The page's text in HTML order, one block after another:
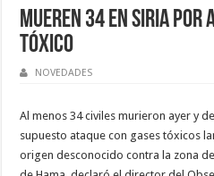
Mueren 34 en Siria por
tóxico
NOVEDADES
Al menos 34 civiles murieron ayer y
supuesto ataque con gases tóxicos
origen desconocido contra la zona